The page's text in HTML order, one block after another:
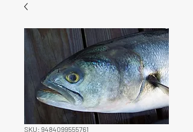
SKU: 9484099555761